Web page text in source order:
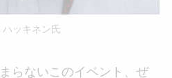
ハッキネン氏
らないこのイベント、ぜ